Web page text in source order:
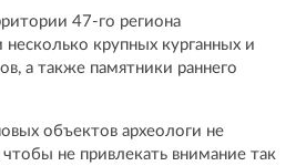
47-го региона
крупных курганных и
а также памятники раннего
объектов археологи не
не привлекать внимание так